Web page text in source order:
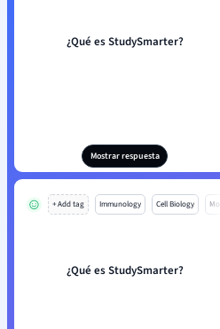
¿Qué es StudySmarter?
Mostrar respuesta
+ Add tag Immunology Cell Biology Mo
¿Qué es StudySmarter?